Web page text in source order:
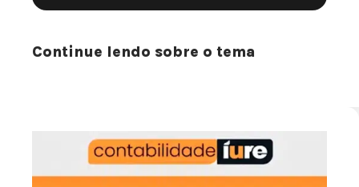
Continue lendo sobre o tema